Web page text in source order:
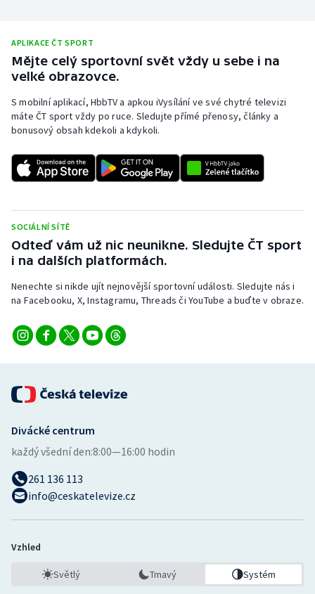
Plavání
Ragby
Rychlobruslení
Short track
Sportovní střelba
Stolní tenis
Triatlon
Vodní slalom
Volejbal
Ostatní
APLIKACE ČT SPORT
Mějte celý sportovní svět vždy u sebe i na
velké obrazovce.
S mobilní aplikací, HbbTV a apkou iVysílání ve své chytré televizi
máte ČT sport vždy po ruce. Sledujte přímé přenosy, články a
bonusový obsah kdekoli a kdykoli.
SOCIÁLNÍ SÍTĚ
Odteď vám už nic neunikne. Sledujte ČT sport
i na dalších platformách.
Nenechte si nikde ujít nejnovější sportovní události. Sledujte nás i
na Facebooku, X, Instagramu, Threads či YouTube a buďte v obraze.
Divácké centrum
každý všední den:8:00—16:00 hodin
261 136 113
info@ceskatelevize.cz
Vzhled
Světlý Tmavý Systém